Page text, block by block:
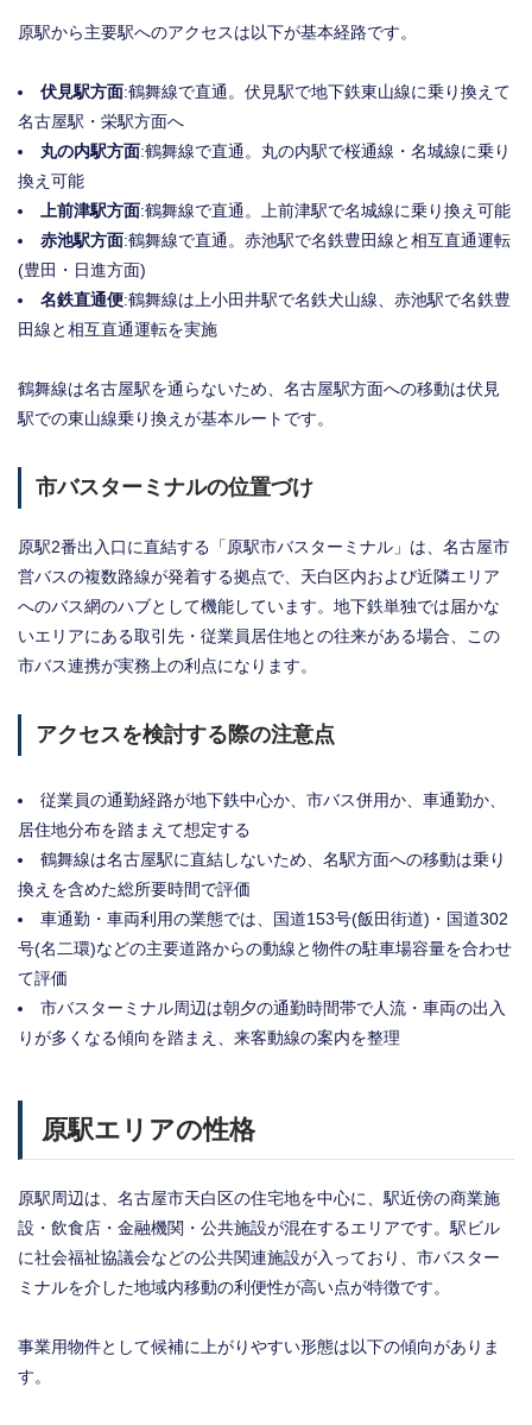
原駅から主要駅へのアクセスは以下が基本経路です。
伏見駅方面:鶴舞線で直通。伏見駅で地下鉄東山線に乗り換えて
名古屋駅・栄駅方面へ
丸の内駅方面:鶴舞線で直通。丸の内駅で桜通線・名城線に乗り
換え可能
上前津駅方面:鶴舞線で直通。上前津駅で名城線に乗り換え可能
赤池駅方面:鶴舞線で直通。赤池駅で名鉄豊田線と相互直通運転
(豊田・日進方面)
名鉄直通便:鶴舞線は上小田井駅で名鉄犬山線、赤池駅で名鉄豊
田線と相互直通運転を実施
鶴舞線は名古屋駅を通らないため、名古屋駅方面への移動は伏見
駅での東山線乗り換えが基本ルートです。
市バスターミナルの位置づけ
原駅2番出入口に直結する「原駅市バスターミナル」は、名古屋市
営バスの複数路線が発着する拠点で、天白区内および近隣エリア
へのバス網のハブとして機能しています。地下鉄単独では届かな
いエリアにある取引先・従業員居住地との往来がある場合、この
市バス連携が実務上の利点になります。
アクセスを検討する際の注意点
従業員の通勤経路が地下鉄中心か、市バス併用か、車通勤か、
居住地分布を踏まえて想定する
鶴舞線は名古屋駅に直結しないため、名駅方面への移動は乗り
換えを含めた総所要時間で評価
車通勤・車両利用の業態では、国道153号(飯田街道)・国道302
号(名二環)などの主要道路からの動線と物件の駐車場容量を合わせ
て評価
市バスターミナル周辺は朝夕の通勤時間帯で人流・車両の出入
りが多くなる傾向を踏まえ、来客動線の案内を整理
原駅エリアの性格
原駅周辺は、名古屋市天白区の住宅地を中心に、駅近傍の商業施
設・飲食店・金融機関・公共施設が混在するエリアです。駅ビル
に社会福祉協議会などの公共関連施設が入っており、市バスター
ミナルを介した地域内移動の利便性が高い点が特徴です。
事業用物件として候補に上がりやすい形態は以下の傾向がありま
す。